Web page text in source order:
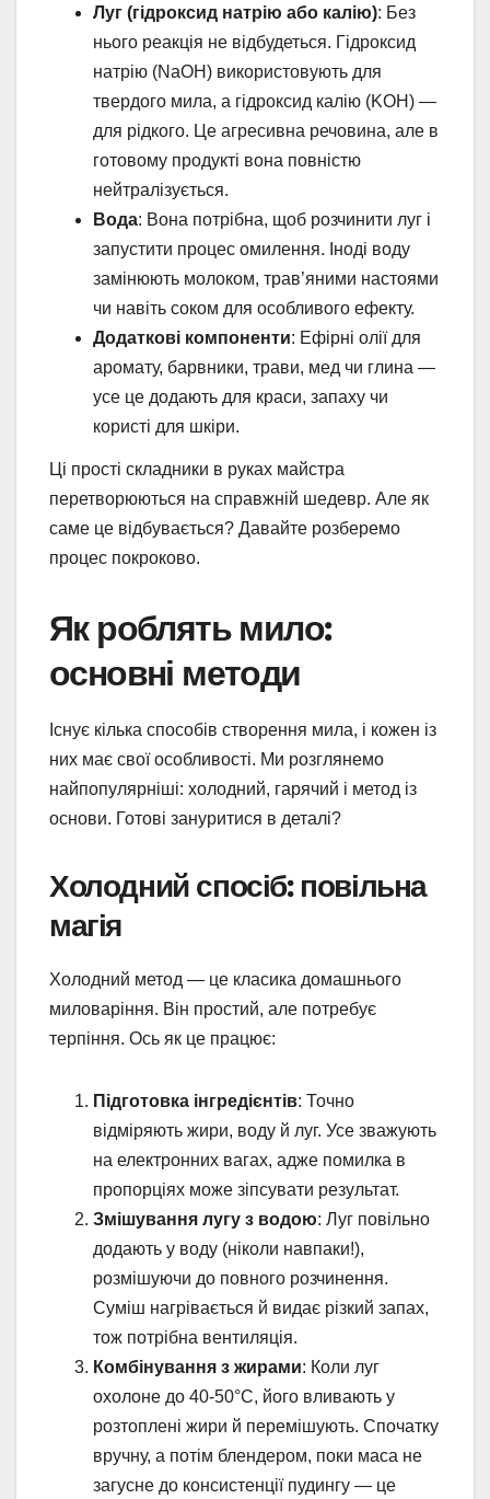
Луг (гідроксид натрію або калію): Без
нього реакція не відбудеться. Гідроксид
натрію (NaOH) використовують для
твердого мила, а гідроксид калію (KOH) —
для рідкого. Це агресивна речовина, але в
готовому продукті вона повністю
нейтралізується.
Вода: Вона потрібна, щоб розчинити луг і
запустити процес омилення. Іноді воду
замінюють молоком, трав’яними настоями
чи навіть соком для особливого ефекту.
Додаткові компоненти: Ефірні олії для
аромату, барвники, трави, мед чи глина —
усе це додають для краси, запаху чи
користі для шкіри.
Ці прості складники в руках майстра
перетворюються на справжній шедевр. Але як
саме це відбувається? Давайте розберемо
процес покроково.
Як роблять мило:
основні методи
Існує кілька способів створення мила, і кожен із
них має свої особливості. Ми розглянемо
найпопулярніші: холодний, гарячий і метод із
основи. Готові зануритися в деталі?
Холодний спосіб: повільна
магія
Холодний метод — це класика домашнього
миловаріння. Він простий, але потребує
терпіння. Ось як це працює:
Підготовка інгредієнтів: Точно
відміряють жири, воду й луг. Усе зважують
на електронних вагах, адже помилка в
пропорціях може зіпсувати результат.
Змішування лугу з водою: Луг повільно
додають у воду (ніколи навпаки!),
розмішуючи до повного розчинення.
Суміш нагрівається й видає різкий запах,
тож потрібна вентиляція.
Комбінування з жирами: Коли луг
охолоне до 40-50°C, його вливають у
розтоплені жири й перемішують. Спочатку
вручну, а потім блендером, поки маса не
загусне до консистенції пудингу — це